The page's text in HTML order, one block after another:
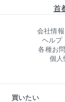
首
会社情報
ヘルプ
各種お
個人
買いたい